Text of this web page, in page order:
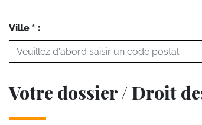
Ville * :
Votre dossier / Droit